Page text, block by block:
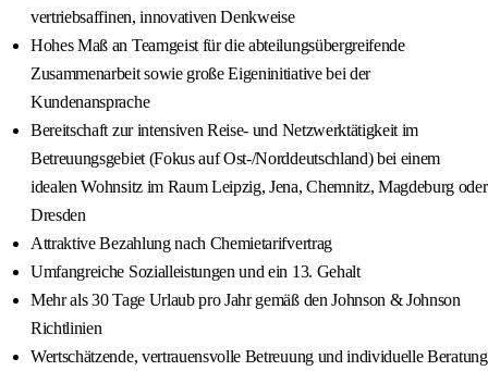
vertriebsaffinen, innovativen Denkweise
Hohes Maß an Teamgeist für die abteilungsübergreifende
Zusammenarbeit sowie große Eigeninitiative bei der
Kundenansprache
Bereitschaft zur intensiven Reise- und Netzwerktätigkeit im
Betreuungsgebiet (Fokus auf Ost-/Norddeutschland) bei einem
idealen Wohnsitz im Raum Leipzig, Jena, Chemnitz, Magdeburg oder
Dresden
Attraktive Bezahlung nach Chemietarifvertrag
Umfangreiche Sozialleistungen und ein 13. Gehalt
Mehr als 30 Tage Urlaub pro Jahr gemäß den Johnson & Johnson
Richtlinien
Wertschätzende, vertrauensvolle Betreuung und individuelle Beratung